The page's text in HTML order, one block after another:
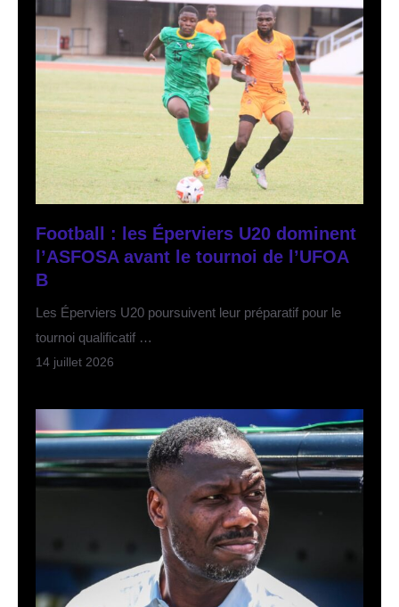
Football : les Éperviers U20 dominent
l’ASFOSA avant le tournoi de l’UFOA
B
Les Éperviers U20 poursuivent leur préparatif pour le
tournoi qualificatif …
14 juillet 2026